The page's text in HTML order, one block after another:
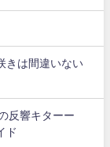
きは間違いない
反響キターー
ド